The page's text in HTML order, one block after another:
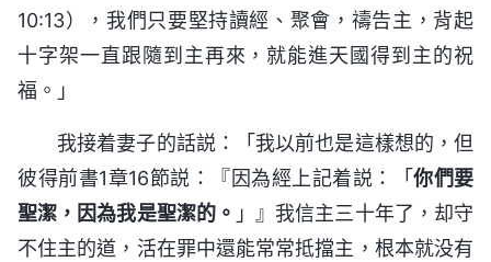
10:13），我們只要堅持讀經、聚會，禱告主，背起
十字架一直跟隨到主再來，就能進天國得到主的祝
福。」
我接着妻子的話説：「我以前也是這樣想的，但
彼得前書1章16節説：『因為經上記着説：「你們要
聖潔，因為我是聖潔的。 」』我信主三十年了，却守
不住主的道，活在罪中還能常常抵擋主，根本就没有